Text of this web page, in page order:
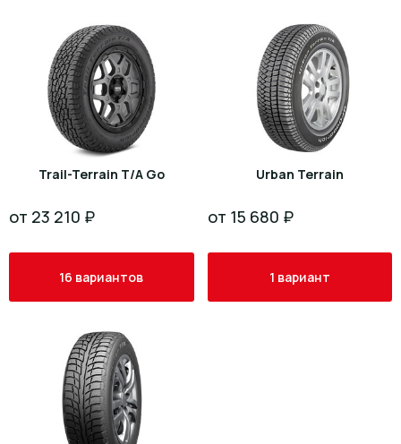
Trail-Terrain T/A Go
от 23 210 ₽
16 вариантов
Urban Terrain
от 15 680 ₽
1 вариант